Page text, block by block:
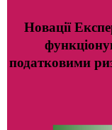
Новації
податковими